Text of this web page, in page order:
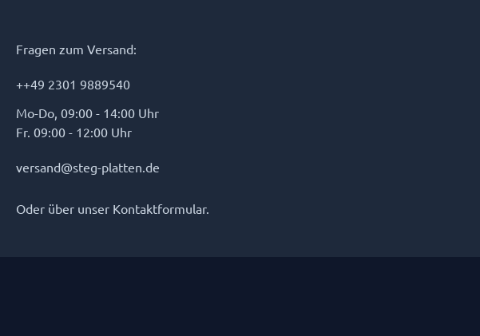
Fragen zum Versand:
++49 2301 9889540
Mo-Do, 09:00 - 14:00 Uhr
Fr. 09:00 - 12:00 Uhr
versand@steg-platten.de
Oder über unser Kontaktformular.